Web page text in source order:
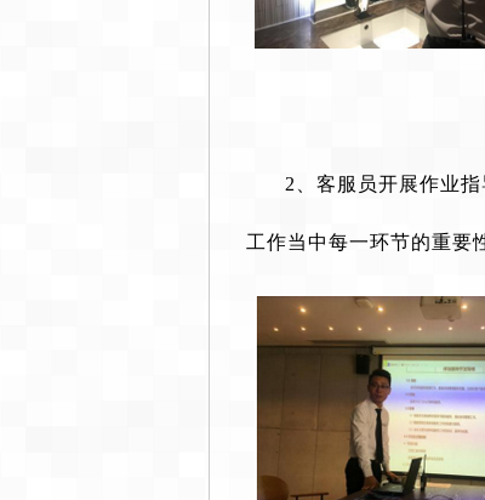
2、 客服员开展作业
工作当中每一环节的重要